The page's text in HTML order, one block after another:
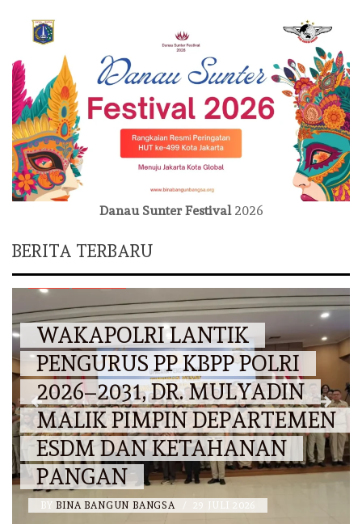
Danau Sunter Festival2026
BERITA TERBARU
WAKAPOLRI LANTIK
PENGURUS PP KBPP POLRI
2026–2031, DR. MULYADIN
MALIK PIMPIN DEPARTEMEN
ESDM DAN KETAHANAN
PANGAN
BY BINA BANGUN BANGSA 29 JULI 2026